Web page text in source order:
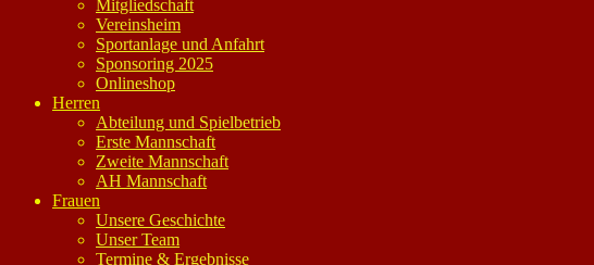
Mitgliedschaft
Vereinsheim
Sportanlage und Anfahrt
Sponsoring 2025
Onlineshop
Herren
Abteilung und Spielbetrieb
Erste Mannschaft
Zweite Mannschaft
AH Mannschaft
Frauen
Unsere Geschichte
Unser Team
Termine & Ergebnisse